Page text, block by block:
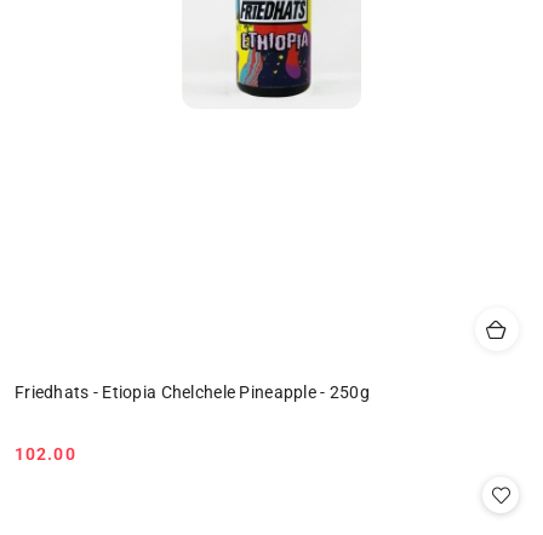
Friedhats - Etiopia Chelchele Pineapple - 250g
Cena:
102.00